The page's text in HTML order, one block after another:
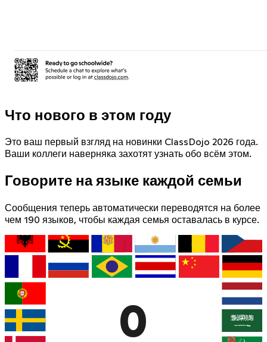
Что нового в этом году
Это ваш первый взгляд на новинки ClassDojo 2026 года.
Ваши коллеги наверняка захотят узнать обо всём этом.
Говорите на языке каждой семьи
Сообщения теперь автоматически переводятся на более
чем 190 языков, чтобы каждая семья оставалась в курсе.
0